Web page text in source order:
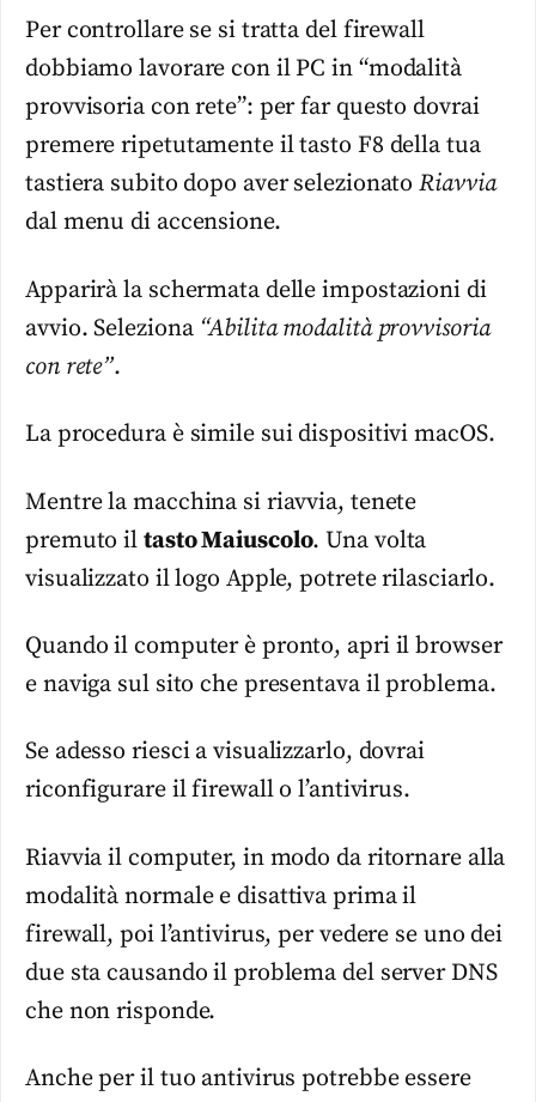
Per controllare se si tratta del firewall
dobbiamo lavorare con il PC in “modalità
provvisoria con rete”: per far questo dovrai
premere ripetutamente il tasto F8 della tua
tastiera subito dopo aver selezionatoRiavvia
dal menu di accensione.
Apparirà la schermata delle impostazioni di
avvio. Seleziona “Abilita modalità provvisoria
con rete”.
La procedura è simile sui dispositivi macOS.
Mentre la macchina si riavvia, tenete
premuto il tasto Maiuscolo. Una volta
visualizzato il logo Apple, potrete rilasciarlo.
Quando il computer è pronto, apri il browser
e naviga sul sito che presentava il problema.
Se adesso riesci a visualizzarlo, dovrai
riconfigurare il firewall o l’antivirus.
Riavvia il computer, in modo da ritornare alla
modalità normale e disattiva prima il
firewall, poi l’antivirus, per vedere se uno dei
due sta causando il problema del server DNS
che non risponde.
Anche per il tuo antivirus potrebbe essere